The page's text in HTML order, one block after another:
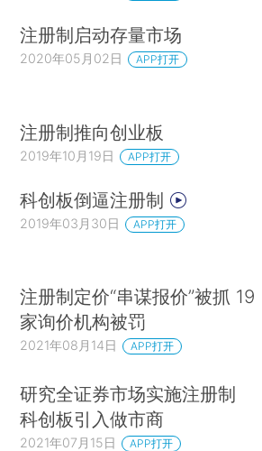
注册制启动存量市场
2020年05月02日 APP打开
注册制推向创业板
2019年10月19日 APP打开
科创板倒逼注册制
2019年03月30日 APP打开
注册制定价“串谋报价”被抓 19
家询价机构被罚
2021年08月14日 APP打开
研究全证券市场实施注册制
科创板引入做市商
2021年07月15日 APP打开